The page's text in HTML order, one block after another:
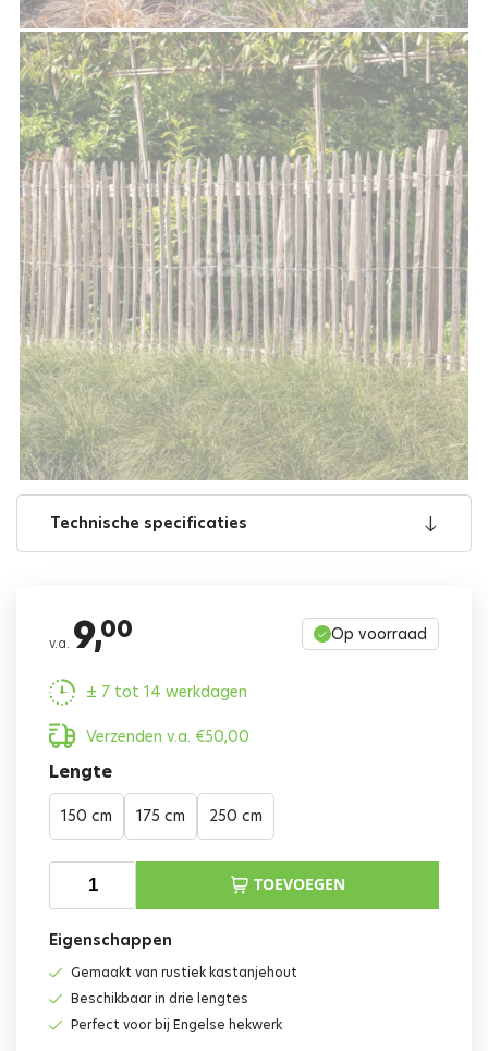
Technische specificaties
v.a. 9,00 Op voorraad
± 7 tot 14 werkdagen
Verzenden v.a. €50,00
Lengte
150 cm 175 cm 250 cm
TOEVOEGEN
Eigenschappen
Gemaakt van rustiek kastanjehout
Beschikbaar in drie lengtes
Perfect voor bij Engelse hekwerk